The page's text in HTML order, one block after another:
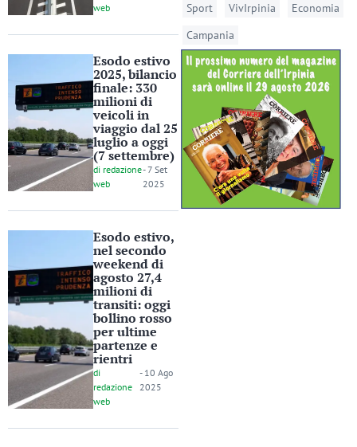
web
Esodo estivo
2025, bilancio
finale: 330
milioni di
veicoli in
viaggio dal 25
luglio a oggi
(7 settembre)
di redazione
web
-7 Set
2025
Esodo estivo,
nel secondo
weekend di
agosto 27,4
milioni di
transiti: oggi
bollino rosso
per ultime
partenze e
rientri
di
redazione
web
- 10 Ago
2025
Sport
VivIrpinia
Economia
Campania